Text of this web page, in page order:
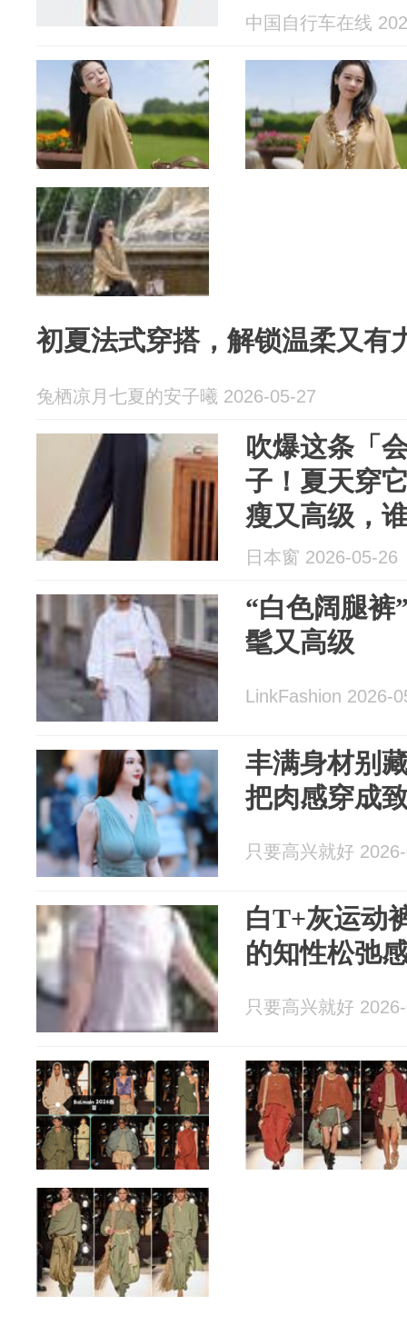
女同款三色
中国自行车在线
初夏法式穿搭，解锁温柔又有
兔栖凉月七夏的安子曦 2026-05-27
吹爆这条「
子！夏天穿
瘦又高级，
日本窗 2026-05-26
“白色阔腿裤
髦又高级
LinkFashion 2026-
丰满身材别
把肉感穿成
只要高兴就好
白T+灰运动
的知性松弛
只要高兴就好